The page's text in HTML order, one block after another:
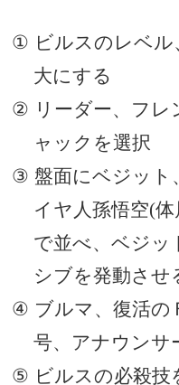
① ビルスのレベ
大にする
② リーダー、フ
ャックを選択
③ 盤面にベジッ
イヤ人孫悟空(
で並べ、ベジッ
シブを発動させ
④ ブルマ、復活
号、アナウンサ
⑤ ビルスの必殺技